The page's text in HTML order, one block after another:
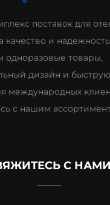
поставок для
качество и
одноразовые товары,
дизайн и быструю
международных
с нашим
С НАМИ